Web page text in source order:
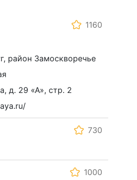
1160
район Замоскворечье
д. 29 «А», стр. 2
730
1000